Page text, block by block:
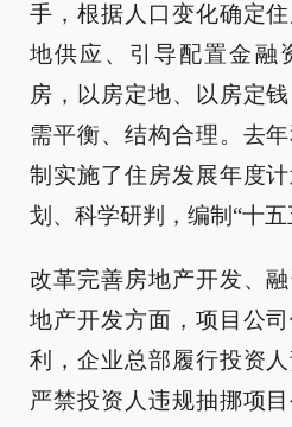
手，根据人口变化确定
地供应、引导配置金融
房，以房定地、以房定
需平衡、结构合理。去
制实施了住房发展年度
划、科学研判，编制“十五
改革完善房地产开发、
地产开发方面，项目公
利，企业总部履行投资
严禁投资人违规抽挪项